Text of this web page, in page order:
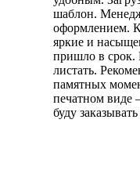
шаблон.
оформлением.
яркие и
пришло в срок.
листать.
памятных
печатном виде
буду